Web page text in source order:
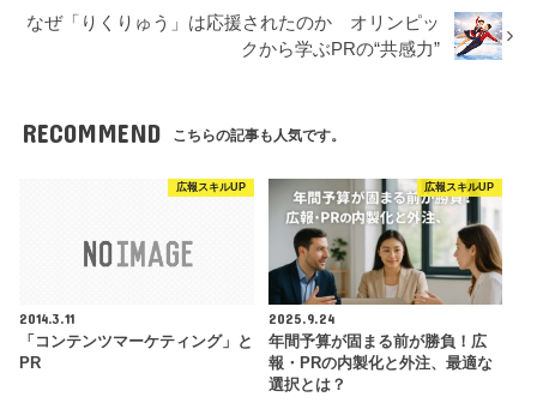
なぜ「りくりゅう」は応援されたのか オリンピッ
クから学ぶPRの“共感力”
RECOMMEND こちらの記事も人気です。
広報スキルUP
2014.3.11
「コンテンツマーケティング」と
PR
広報スキルUP
2025.9.24
年間予算が固まる前が勝負！広
報・PRの内製化と外注、最適な
選択とは？